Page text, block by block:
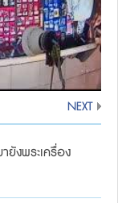
NEXT
ยังพระเครื่อง